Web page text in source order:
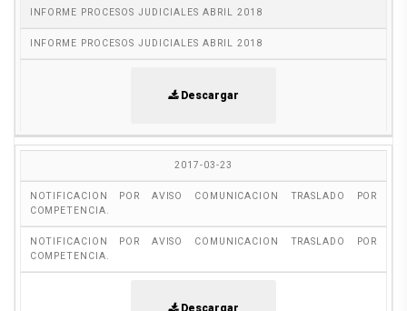
INFORME PROCESOS JUDICIALES ABRIL 2018
INFORME PROCESOS JUDICIALES ABRIL 2018
Descargar
2017-03-23
NOTIFICACION POR AVISO COMUNICACION TRASLADO POR
COMPETENCIA.
NOTIFICACION POR AVISO COMUNICACION TRASLADO POR
COMPETENCIA.
Descargar